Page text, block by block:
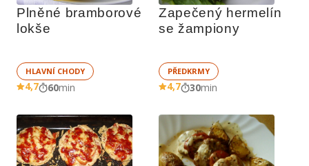
Plněné bramborové
lokše
HLAVNÍ CHODY
4,7 60min
Zapečený hermelín
se žampiony
PŘEDKRMY
4,7 30min